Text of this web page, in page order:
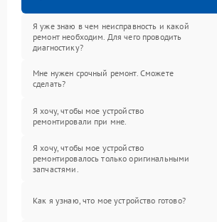
Я уже знаю в чем неисправность и какой
ремонт необходим. Для чего проводить
диагностику?
Мне нужен срочный ремонт. Сможете
сделать?
Я хочу, чтобы мое устройство
ремонтировали при мне.
Я хочу, чтобы мое устройство
ремонтировалось только оригинальными
запчастями.
Как я узнаю, что мое устройство готово?